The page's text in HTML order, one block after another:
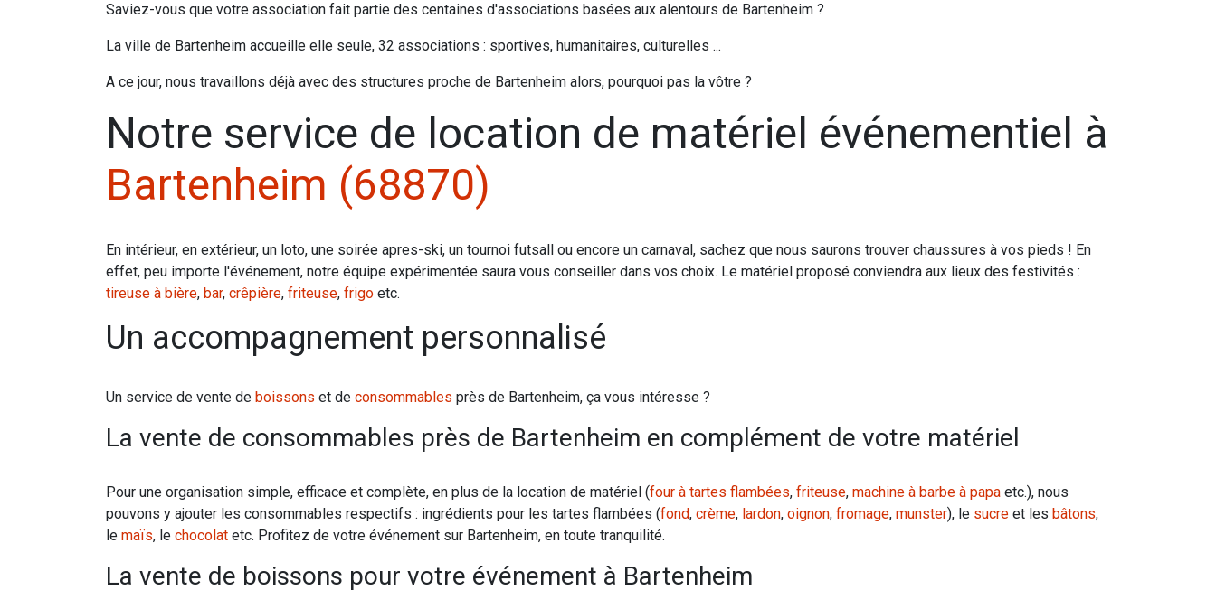
Saviez-vous que votre association fait partie des centaines d'associations basées aux alentours de Bartenheim ?
La ville de Bartenheim accueille elle seule, 32 associations : sportives, humanitaires, culturelles ...
A ce jour, nous travaillons déjà avec des structures proche de Bartenheim alors, pourquoi pas la vôtre ?
Notre service de location de matériel événementiel à
Bartenheim (68870)
En intérieur, en extérieur, un loto, une soirée apres-ski, un tournoi futsall ou encore un carnaval, sachez que nous saurons trouver chaussures à vos pieds ! En
effet, peu importe l'événement, notre équipe expérimentée saura vous conseiller dans vos choix. Le matériel proposé conviendra aux lieux des festivités :
tireuse à bière, bar, crêpière, friteuse, frigo etc.
Un accompagnement personnalisé
Un service de vente de boissons et de consommables près de Bartenheim, ça vous intéresse ?
La vente de consommables près de Bartenheim en complément de votre matériel
Pour une organisation simple, efficace et complète, en plus de la location de matériel (four à tartes flambées, friteuse, machine à barbe à papa etc.), nous
pouvons y ajouter les consommables respectifs : ingrédients pour les tartes flambées (fond, crème, lardon, oignon, fromage, munster), le sucre et les bâtons,
le maïs, le chocolat etc. Profitez de votre événement sur Bartenheim, en toute tranquilité.
La vente de boissons pour votre événement à Bartenheim